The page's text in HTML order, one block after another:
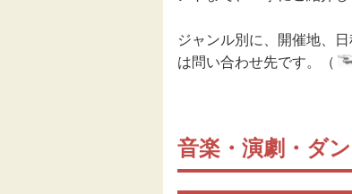
美術
助成
ジャンル別に、開催地、
は問い合わせ先です。（
音楽・演劇・ダ